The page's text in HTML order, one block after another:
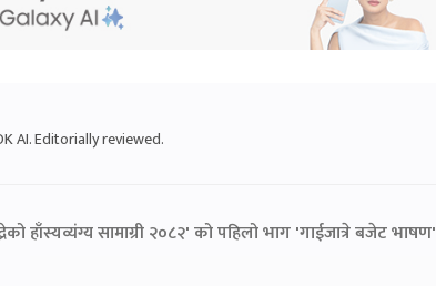
AI. Editorially reviewed.
हाँस्यव्यंग्य सामाग्री २०८२' को पहिलो भाग 'गाईजात्रे बजेट भाषण'